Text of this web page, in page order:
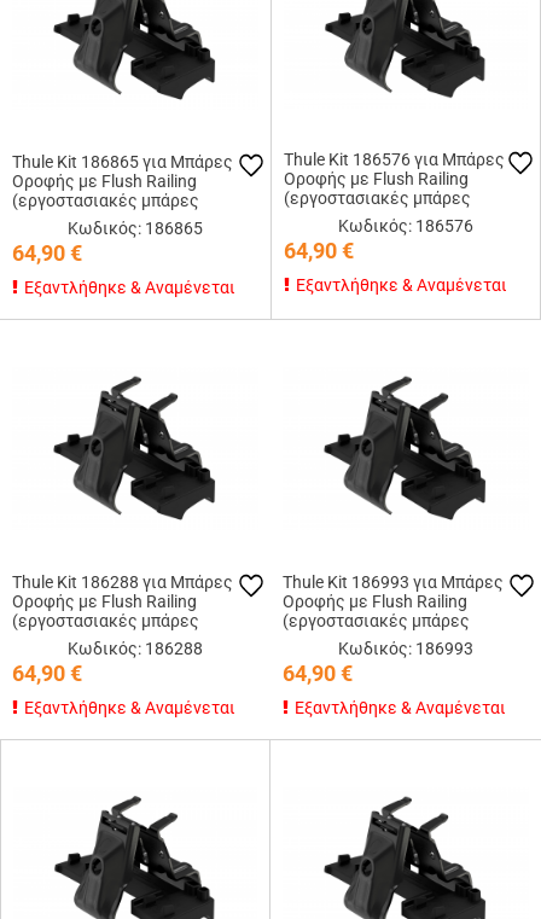
Thule Kit 186865 για Μπάρες
Οροφής με Flush Railing
(εργοστασιακές μπάρες
εφαπτόμενες στην οροφή)
Κωδικός: 186865
64,90€
Εξαντλήθηκε & Αναμένεται
Thule Kit 186576 για Μπάρες
Οροφής με Flush Railing
(εργοστασιακές μπάρες
εφαπτόμενες στην οροφή)
Κωδικός: 186576
64,90€
Εξαντλήθηκε & Αναμένεται
Thule Kit 186288 για Μπάρες
Οροφής με Flush Railing
(εργοστασιακές μπάρες
εφαπτόμενες στην οροφή)
Κωδικός: 186288
64,90€
Εξαντλήθηκε & Αναμένεται
Thule Kit 186993 για Μπάρες
Οροφής με Flush Railing
(εργοστασιακές μπάρες
εφαπτόμενες στην οροφή)
Κωδικός: 186993
64,90€
Εξαντλήθηκε & Αναμένεται